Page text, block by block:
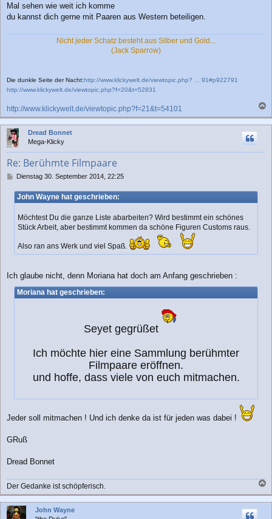
Mal sehen wie weit ich komme
du kannst dich gerne mit Paaren aus Western beteiligen.
Nicht jeder Schatz besteht aus Silber und Gold...
(Jack Sparrow)
Die dunkle Seite der Nacht:http://www.klickywelt.de/viewtopic.php? ... 91#p922791
http://www.klickywelt.de/viewtopic.php?f=20&t=52831
http://www.klickywelt.de/viewtopic.php?f=21&t=54101
a
c
Dread Bonnet
Mega-Klicky
Re: Berühmte Filmpaare
B
i
t
Dienstag 30. September 2014, 22:25
John Wayne hat geschrieben:
Möchtest Du die ganze Liste abarbeiten? Wird bestimmt ein schönes
Stück Arbeit, aber bestimmt kommen da schöne Figuren Customs raus.
Also ran ans Werk und viel Spaß.
Ich glaube nicht, denn Moriana hat doch am Anfang geschrieben :
Moriana hat geschrieben:
Seyet gegrüßet
Ich möchte hier eine Sammlung berühmter
Filmpaare eröffnen.
und hoffe, dass viele von euch mitmachen.
Jeder soll mitmachen ! Und ich denke da ist für jeden was dabei !
GRuß
Dread Bonnet
Der Gedanke ist schöpferisch.
a
c
John Wayne